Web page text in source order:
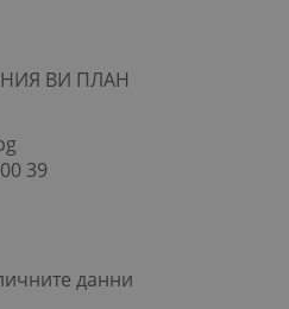
ВИ ПЛАН
39
данни